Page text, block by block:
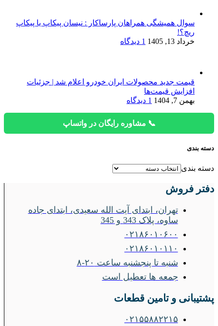
سوال همیشگی همراهان پارساکار : نیسان پیکاپ یا پیکاپ
ریچ؟!
خرداد 13, 1405
1 دیدگاه
قیمت جدید محصولات ایران خودرو اعلام شد | جزئیات
افزایش قیمت‌ها
بهمن 7, 1404
1 دیدگاه
📞 مشاوره رایگان در واتساپ
دسته بندی
دسته بندی
دفتر فروش
تهران، ابتدای آیت الله سعیدی، ابتدای جاده
ساوه، پلاک 343 و 345
۰۲۱۸۶۰۱۰۶۰۰
۰۲۱۸۶۰۱۰۱۱۰
شنبه تا پنجشنبه ساعت ۲۰-۸
جمعه ها تعطیل است
پشتیبانی و تامین قطعات
۰۲۱۵۵۸۸۲۲۱۵